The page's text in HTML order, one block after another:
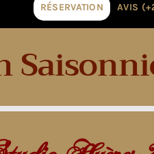
RÉSERVATION AVIS